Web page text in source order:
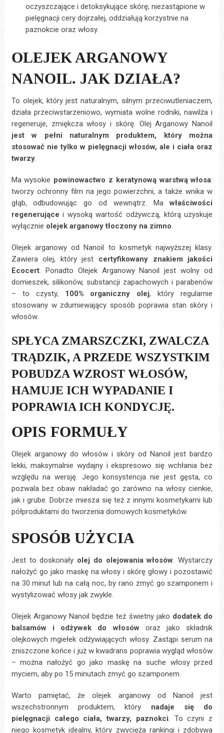
oczyszczające i detoksykujące skórę; niezastąpione w
pielęgnacji cery dojrzałej, oddziałują korzystnie na
paznokcie oraz włosy.
OLEJEK ARGANOWY
NANOIL. JAK DZIAŁA?
To olejek, który jest naturalnym, silnym przeciwutleniaczem,
działa przeciwstarzeniowo, wymiata wolne rodniki, nawilża i
regeneruje, zmiękcza włosy i skórę. Olej Arganowy Nanoil
jest w pełni naturalnym produktem, który można
stosować nie tylko w pielęgnacji włosów, ale i ciała oraz
twarzy.
Ma wysokie powinowactwo z keratynową warstwą włosa:
tworzy ochronny film na jego powierzchni, a także wnika w
głąb, odbudowując go od wewnątrz. Mawłaściwości
regenerujące i wysoką wartość odżywczą, którą uzyskuje
wyłącznie olejek arganowy tłoczony na zimno.
Olejek arganowy od Nanoil to kosmetyk najwyższej klasy.
Zawiera olej, który jest certyfikowany znakiem jakości
Ecocert. Ponadto Olejek Arganowy Nanoil jest wolny od
domieszek, silikonów, substancji zapachowych i parabenów
– to czysty, 100% organiczny olej, który regularnie
stosowany w zdumiewający sposób poprawia stan skóry i
włosów.
SPŁYCA ZMARSZCZKI, ZWALCZA
TRĄDZIK, A PRZEDE WSZYSTKIM
POBUDZA WZROST WŁOSÓW,
HAMUJE ICH WYPADANIE I
POPRAWIA ICH KONDYCJĘ.
OPIS FORMUŁY
Olejek arganowy do włosów i skóry od Nanoil jest bardzo
lekki, maksymalnie wydajny i ekspresowo się wchłania bez
względu na wersję. Jego konsystencja nie jest gęsta, co
pozwala bez obaw nakładać go zarówno na włosy cienkie,
jak i grube. Dobrze miesza się też z innymi kosmetykami lub
półproduktami do tworzenia domowych kosmetyków.
SPOSÓB UŻYCIA
Jest to doskonały olej do olejowania włosów. Wystarczy
nałożyć go jako maskę na włosy i skórę głowy i pozostawić
na 30 minut lub na całą noc, by rano zmyć go szamponem i
wystylizować włosy jak zwykle.
Olejek Arganowy Nanoil będzie też świetny jako dodatek do
balsamów i odżywek do włosóworaz jako składnik
olejkowych mgiełek odżywiających włosy. Zastąpi serum na
zniszczone końce i już w kwadrans poprawia wygląd włosów
– można nałożyć go jako maskę na suche włosy przed
myciem, aby po 15 minutach zmyć go szamponem.
Warto pamiętać, że olejek arganowy od Nanoil jest
wszechstronnym produktem, który nadaje się do
pielęgnacji całego ciała, twarzy, paznokci. To czyni z
niego kosmetyk idealny, który zwycięża rankingi i zdobywa